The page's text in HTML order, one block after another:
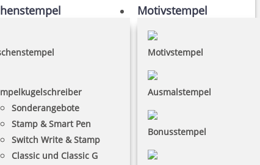
Sonderangebote
Stamp & Smart Pen
Switch Write & Stamp
Classic und Classic G
Motivstempel
Motivstempel
Ausmalstempel
Bonusstempel